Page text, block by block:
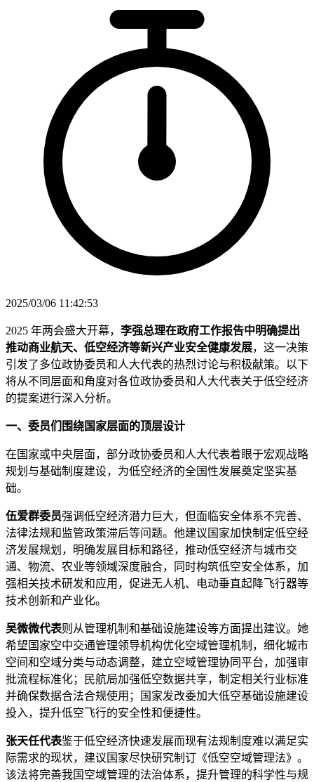
2025/03/06 11:42:53
2025 年两会盛大开幕， 李强总理在政府工作报告中明确提出
推动商业航天、低空经济等新兴产业安全健康发展，这一决策
引发了多位政协委员和人大代表的热烈讨论与积极献策。以下
将从不同层面和角度对各位政协委员和人大代表关于低空经济
的提案进行深入分析。
一、委员们围绕国家层面的顶层设计
在国家或中央层面，部分政协委员和人大代表着眼于宏观战略
规划与基础制度建设，为低空经济的全国性发展奠定坚实基
础。
伍爱群委员强调低空经济潜力巨大，但面临安全体系不完善、
法律法规和监管政策滞后等问题。他建议国家加快制定低空经
济发展规划，明确发展目标和路径，推动低空经济与城市交
通、物流、农业等领域深度融合，同时构筑低空安全体系，加
强相关技术研发和应用，促进无人机、电动垂直起降飞行器等
技术创新和产业化。
吴微微代表则从管理机制和基础设施建设等方面提出建议。她
希望国家空中交通管理领导机构优化空域管理机制，细化城市
空间和空域分类与动态调整，建立空域管理协同平台，加强审
批流程标准化；民航局加强低空数据共享，制定相关行业标准
并确保数据合法合规使用；国家发改委加大低空基础设施建设
投入，提升低空飞行的安全性和便捷性。
张天任代表鉴于低空经济快速发展而现有法规制度难以满足实
际需求的现状，建议国家尽快研究制订《低空空域管理法》。
该法将完善我国空域管理的法治体系，提升管理的科学性与规